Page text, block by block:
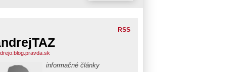
RSS
informačné články